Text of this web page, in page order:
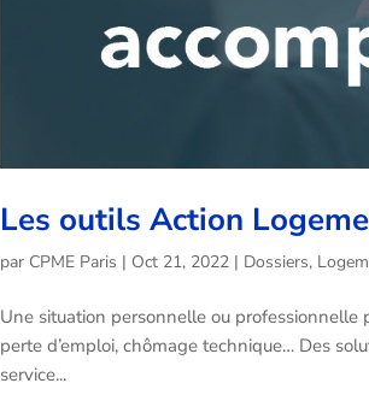
Les outils Action
par CPME Paris | Oct 21, 2022 | Dossiers,
Une situation personnelle ou professionnelle
perte d’emploi, chômage technique… Des
service...